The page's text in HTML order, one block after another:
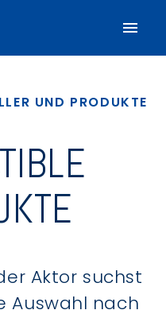
UND PRODUKTE
Aktor suchst
Auswahl nach